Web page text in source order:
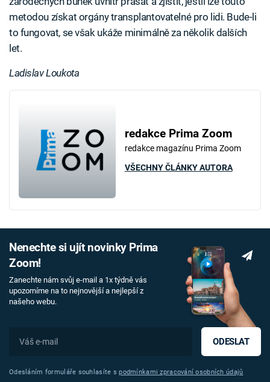
metodou získat orgány transplantovatelné pro lidi. Bude-li
to fungovat, se však ukáže minimálně za několik dalších
let.
Ladislav Loukota
redakce Prima Zoom
redakce magazínu Prima Zoom
VŠECHNY ČLÁNKY AUTORA
Nenechte si ujít novinky Prima
Zoom!
Zanechte nám svůj e-mail a 1x týdně vás
upozorníme na to nejnovější a nejlepší z
našeho webu.
ODESLAT
Odesláním formuláře souhlasíte spodmínkami zpracování osobních údajů